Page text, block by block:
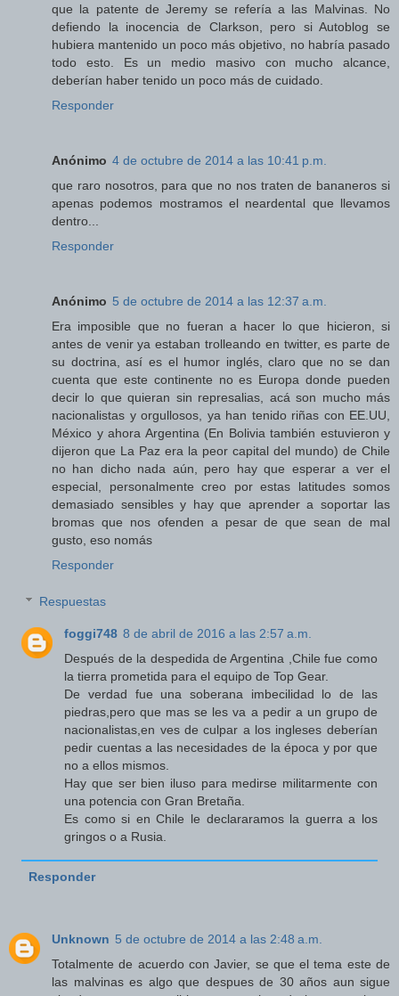
que la patente de Jeremy se refería a las Malvinas. No
defiendo la inocencia de Clarkson, pero si Autoblog se
hubiera mantenido un poco más objetivo, no habría pasado
todo esto. Es un medio masivo con mucho alcance,
deberían haber tenido un poco más de cuidado.
Responder
Anónimo 4 de octubre de 2014 a las 10:41 p.m.
que raro nosotros, para que no nos traten de bananeros si
apenas podemos mostramos el neardental que llevamos
dentro...
Responder
Anónimo 5 de octubre de 2014 a las 12:37 a.m.
Era imposible que no fueran a hacer lo que hicieron, si
antes de venir ya estaban trolleando en twitter, es parte de
su doctrina, así es el humor inglés, claro que no se dan
cuenta que este continente no es Europa donde pueden
decir lo que quieran sin represalias, acá son mucho más
nacionalistas y orgullosos, ya han tenido riñas con EE.UU,
México y ahora Argentina (En Bolivia también estuvieron y
dijeron que La Paz era la peor capital del mundo) de Chile
no han dicho nada aún, pero hay que esperar a ver el
especial, personalmente creo por estas latitudes somos
demasiado sensibles y hay que aprender a soportar las
bromas que nos ofenden a pesar de que sean de mal
gusto, eso nomás
Responder
Respuestas
foggi748 8 de abril de 2016 a las 2:57 a.m.
Después de la despedida de Argentina ,Chile fue como
la tierra prometida para el equipo de Top Gear.
De verdad fue una soberana imbecilidad lo de las
piedras,pero que mas se les va a pedir a un grupo de
nacionalistas,en ves de culpar a los ingleses deberían
pedir cuentas a las necesidades de la época y por que
no a ellos mismos.
Hay que ser bien iluso para medirse militarmente con
una potencia con Gran Bretaña.
Es como si en Chile le declararamos la guerra a los
gringos o a Rusia.
Responder
Unknown 5 de octubre de 2014 a las 2:48 a.m.
Totalmente de acuerdo con Javier, se que el tema este de
las malvinas es algo que despues de 30 años aun sigue